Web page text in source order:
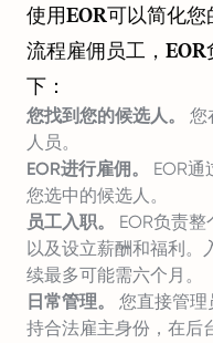
使用EOR可以简化
流程雇佣员工，
下：
您找到您的候选人。
您
人员。
EOR进行雇佣。
EOR
您选中的候选人。
员工入职。
EOR负责
以及设立薪酬和福利。
续最多可能需六个月。
日常管理。
您直接管理
持合法雇主身份，在后